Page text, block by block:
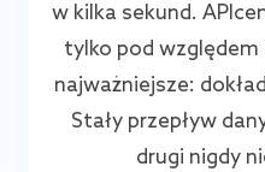
w kilka sekund.
tylko pod
najważniejsze:
Stały przepływ
drugi nigdy